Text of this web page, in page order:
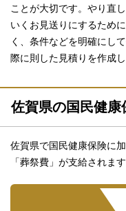
ことが大切です。やり直
いくお見送りにするため
く、条件などを明確にし
際に則した見積りを作成
佐賀県の国民健
佐賀県で国民健康保険に
「葬祭費」が支給されます